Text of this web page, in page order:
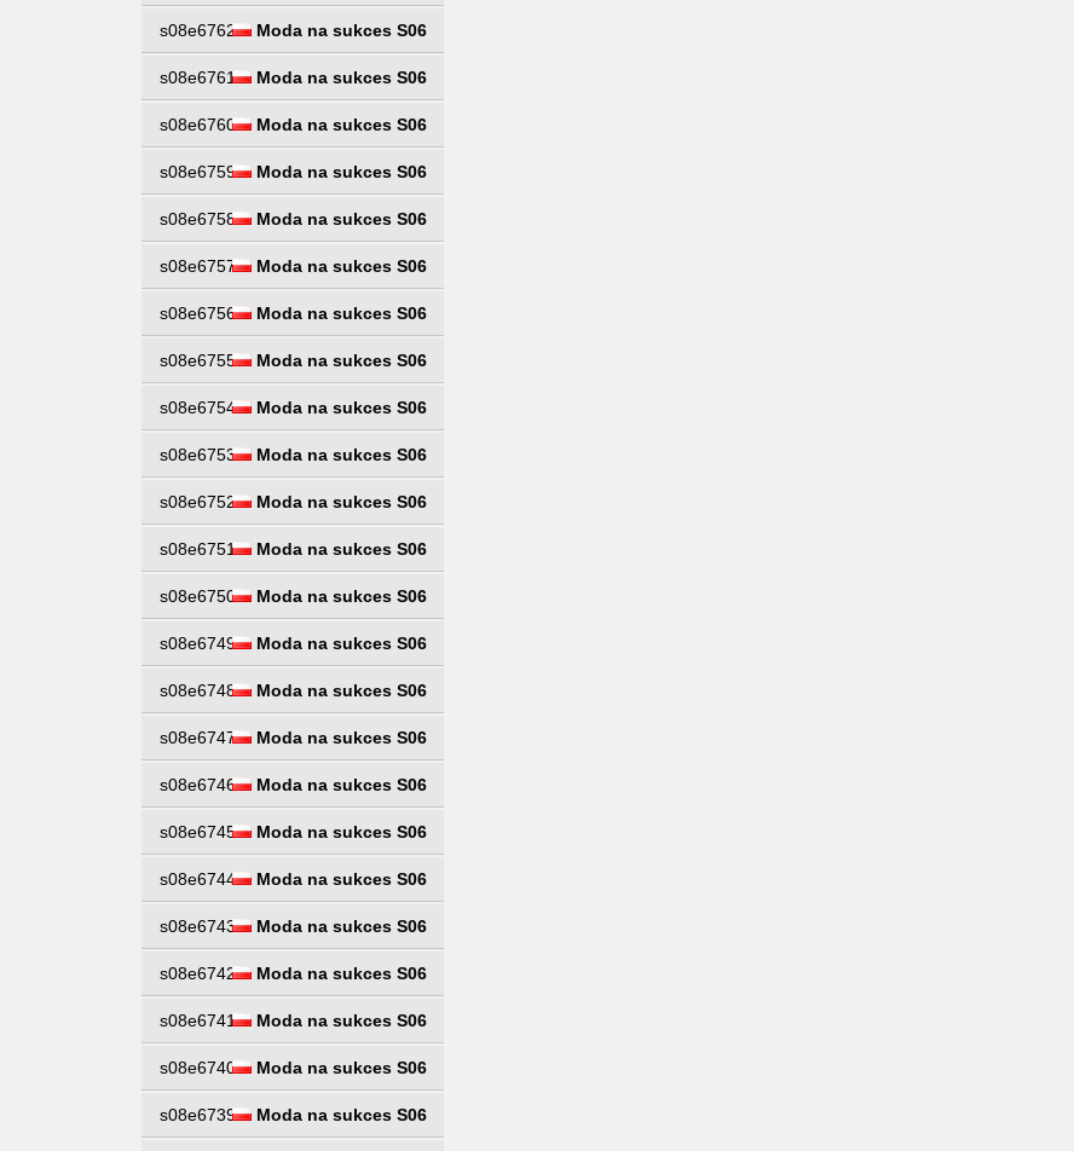
s08e6762 Moda na sukces S06
s08e6761 Moda na sukces S06
s08e6760 Moda na sukces S06
s08e6759 Moda na sukces S06
s08e6758 Moda na sukces S06
s08e6757 Moda na sukces S06
s08e6756 Moda na sukces S06
s08e6755 Moda na sukces S06
s08e6754 Moda na sukces S06
s08e6753 Moda na sukces S06
s08e6752 Moda na sukces S06
s08e6751 Moda na sukces S06
s08e6750 Moda na sukces S06
s08e6749 Moda na sukces S06
s08e6748 Moda na sukces S06
s08e6747 Moda na sukces S06
s08e6746 Moda na sukces S06
s08e6745 Moda na sukces S06
s08e6744 Moda na sukces S06
s08e6743 Moda na sukces S06
s08e6742 Moda na sukces S06
s08e6741 Moda na sukces S06
s08e6740 Moda na sukces S06
s08e6739 Moda na sukces S06